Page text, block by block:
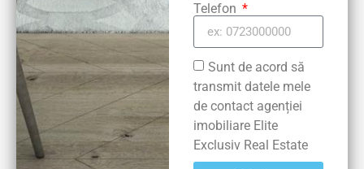
Telefon
Sunt de acord să
transmit datele mele
de contact agenției
imobiliare Elite
Exclusiv Real Estate